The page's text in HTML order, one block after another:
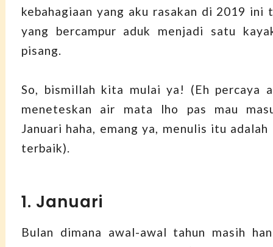
kebahagiaan yang aku rasakan di 2019 ini
yang bercampur aduk menjadi satu
pisang.
So, bismillah kita mulai ya! (Eh percaya
meneteskan air mata lho pas mau
Januari haha, emang ya, menulis itu
terbaik).
1. Januari
Bulan dimana awal-awal tahun masih